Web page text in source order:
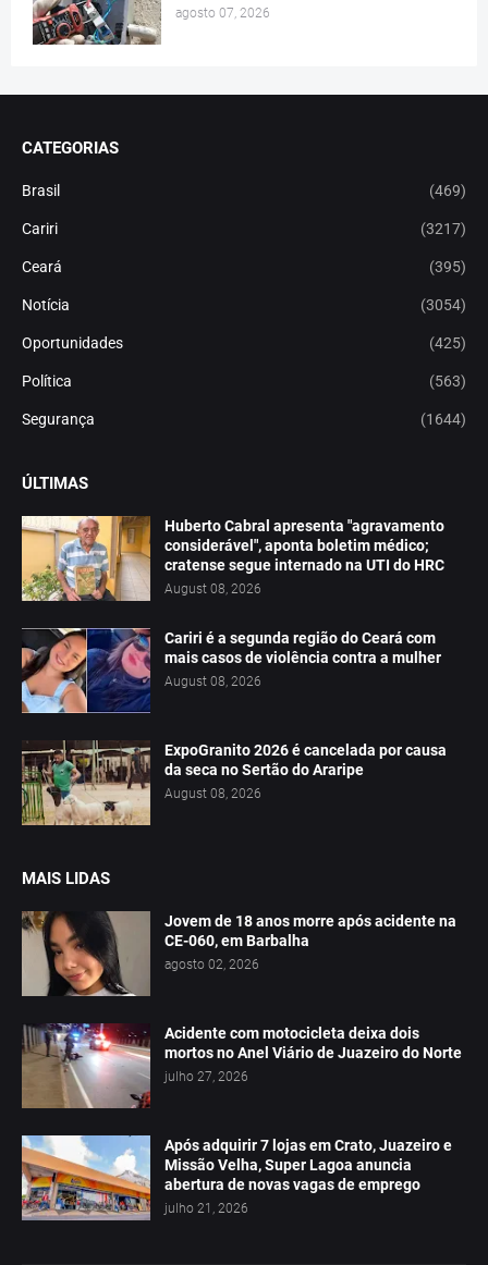
agosto 07, 2026
CATEGORIAS
Brasil (469)
Cariri (3217)
Ceará (395)
Notícia (3054)
Oportunidades (425)
Política (563)
Segurança (1644)
ÚLTIMAS
Huberto Cabral apresenta "agravamento
considerável", aponta boletim médico;
cratense segue internado na UTI do HRC
August 08, 2026
Cariri é a segunda região do Ceará com
mais casos de violência contra a mulher
August 08, 2026
ExpoGranito 2026 é cancelada por causa
da seca no Sertão do Araripe
August 08, 2026
MAIS LIDAS
Jovem de 18 anos morre após acidente na
CE-060, em Barbalha
agosto 02, 2026
Acidente com motocicleta deixa dois
mortos no Anel Viário de Juazeiro do Norte
julho 27, 2026
Após adquirir 7 lojas em Crato, Juazeiro e
Missão Velha, Super Lagoa anuncia
abertura de novas vagas de emprego
julho 21, 2026